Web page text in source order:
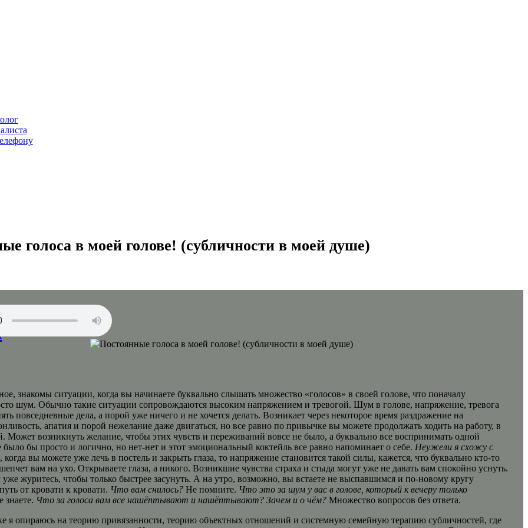
голоса в моей голове! (субличности в моей душе)
знакомы ситуации, когда вы начинаете буквально слышать множество «голосов» в своей голове, что поначалу
шум. Обычно такие ситуации сопровождаются высоким напряжением и тревогой. Шум в голове, напряжение, тревога
повседневные дела, а порой уже ничего и не хочется делать. Возникает через некоторое время раздражение на
апатия и порой нежелание даже двигаться, но все равно по привычке вы можете продолжать ходить на работу, в
Может возникнуть желание, чтобы этих чувств и переживаний вовсе не было, а буквально все воспринимать одной
бы просто и логично, но нет-нет и этот эмоциональный коктейль все равно напоминает о себе. Неужели я схожу с
вы можете уже лечь в постель и закрыть глаза, то напряжение становится такой силы, кажется, что буквально кто-то
вам на ухо. Открываете глаза, а никого. Возникшие чувства страха и стыда могут уже не давать вам спокойно уснуть.
журитесь, чтобы только быстрее засунуть. А на утро, возможно, вы встаете не выспавшимся и по-новому кругу
от кровати к кровати. Что вам снилось?Не помните. Что это за шум у вас в голове, который к вечеру только
знаете. Что за голоса вам все нашёптывают и нашёптывают? Зачем и о чём? Множество вопросов без ответа.
я опираюсь на теорию привязанности, теорию объектных отношений и системную семейную терапию субличностей, где